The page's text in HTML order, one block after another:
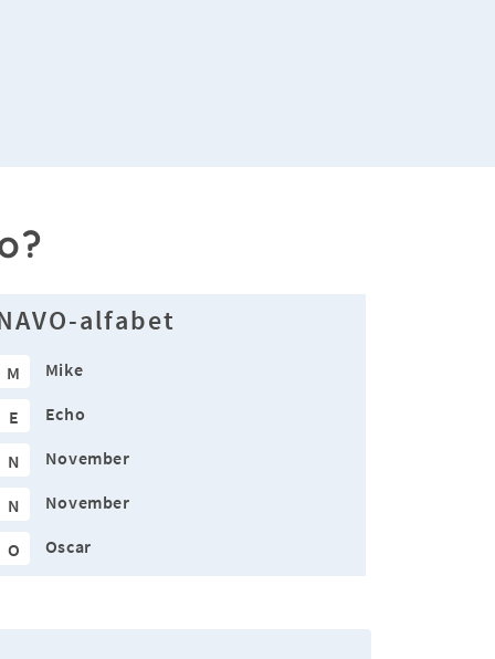
alfabet
M Mike
E Echo
N November
N November
O Oscar